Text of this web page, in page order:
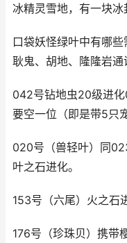
冰精灵雪地，有一块
口袋妖怪绿叶中有哪
耿鬼、胡地、隆隆岩通
042号钻地虫20级进
要空一位（即是带5只
020号（兽轻叶）同
叶之石进化。
153号（六尾）火之石
176号（珍珠贝）携带